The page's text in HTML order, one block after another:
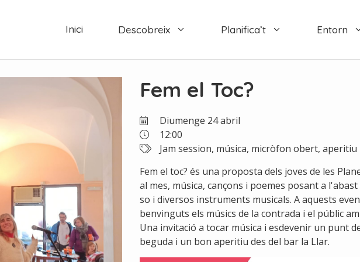
Inici Descobreix Planifica’t Entorn
Fem el Toc?
Diumenge 24 abril
12:00
Jam session, música, micròfon obert, aperitiu
Fem el toc? és una proposta dels joves de les
al mes, música, cançons i poemes posant a
so i diversos instruments musicals. A aquests
benvinguts els músics de la contrada i el públic
Una invitació a tocar música i esdevenir un punt
beguda i un bon aperitiu des del bar la Llar.